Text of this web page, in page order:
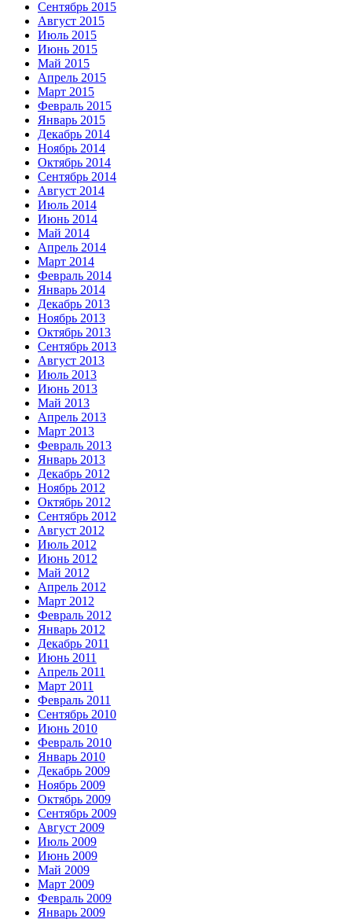
Сентябрь 2015
Август 2015
Июль 2015
Июнь 2015
Май 2015
Апрель 2015
Март 2015
Февраль 2015
Январь 2015
Декабрь 2014
Ноябрь 2014
Октябрь 2014
Сентябрь 2014
Август 2014
Июль 2014
Июнь 2014
Май 2014
Апрель 2014
Март 2014
Февраль 2014
Январь 2014
Декабрь 2013
Ноябрь 2013
Октябрь 2013
Сентябрь 2013
Август 2013
Июль 2013
Июнь 2013
Май 2013
Апрель 2013
Март 2013
Февраль 2013
Январь 2013
Декабрь 2012
Ноябрь 2012
Октябрь 2012
Сентябрь 2012
Август 2012
Июль 2012
Июнь 2012
Май 2012
Апрель 2012
Март 2012
Февраль 2012
Январь 2012
Декабрь 2011
Июнь 2011
Апрель 2011
Март 2011
Февраль 2011
Сентябрь 2010
Июнь 2010
Февраль 2010
Январь 2010
Декабрь 2009
Ноябрь 2009
Октябрь 2009
Сентябрь 2009
Август 2009
Июль 2009
Июнь 2009
Май 2009
Март 2009
Февраль 2009
Январь 2009